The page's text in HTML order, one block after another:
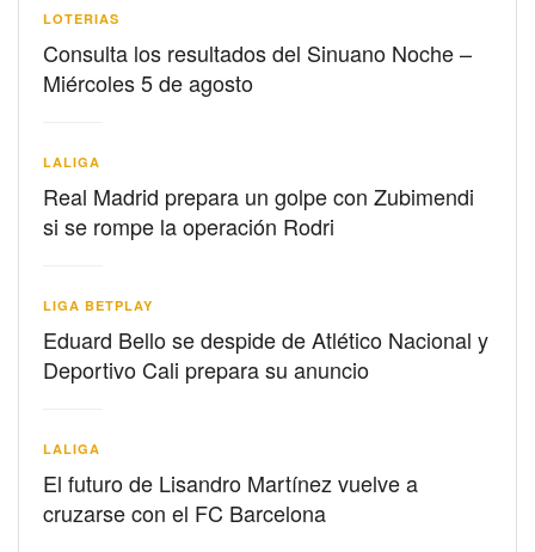
LOTERIAS
Consulta los resultados del Sinuano Noche –
Miércoles 5 de agosto
LALIGA
Real Madrid prepara un golpe con Zubimendi
si se rompe la operación Rodri
LIGA BETPLAY
Eduard Bello se despide de Atlético Nacional y
Deportivo Cali prepara su anuncio
LALIGA
El futuro de Lisandro Martínez vuelve a
cruzarse con el FC Barcelona